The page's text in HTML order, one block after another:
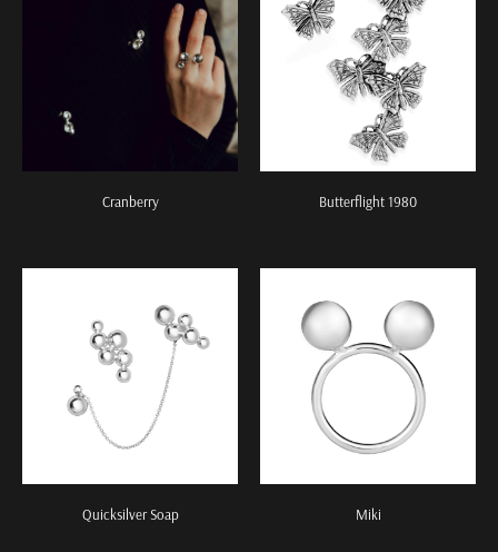
Cranberry Butterflight 1980
Quicksilver Soap Miki